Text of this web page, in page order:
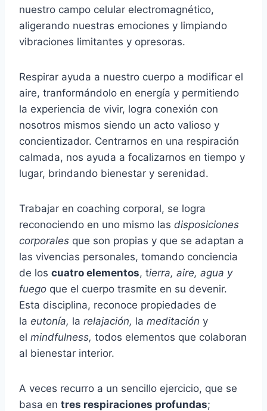
nuestro campo celular electromagnético,
aligerando nuestras emociones y limpiando
vibraciones limitantes y opresoras.
Respirar ayuda a nuestro cuerpo a modificar el
aire, tranformándolo en energía y permitiendo
la experiencia de vivir, logra conexión con
nosotros mismos siendo un acto valioso y
concientizador. Centrarnos en una respiración
calmada, nos ayuda a focalizarnos en tiempo y
lugar, brindando bienestar y serenidad.
Trabajar en coaching corporal, se logra
reconociendo en uno mismo las disposiciones
corporales que son propias y que se adaptan a
las vivencias personales, tomando conciencia
de los cuatro elementos, tierra, aire, agua y
fuego que el cuerpo trasmite en su devenir.
Esta disciplina, reconoce propiedades de
la eutonía, la relajación, la meditación y
el mindfulness, todos elementos que colaboran
al bienestar interior.
A veces recurro a un sencillo ejercicio, que se
basa en tres respiraciones profundas;